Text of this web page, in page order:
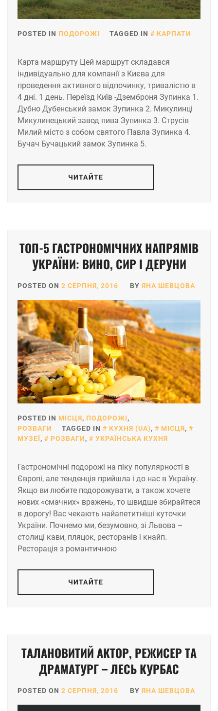
POSTED IN ПОДОРОЖІ TAGGED IN КАРПАТИ
Карта маршруту Цей маршрут складався
індивідуально для компанії з Києва для
проведення активного відпочинку, тривалістю в
4 дні. 1 день. Переїзд Київ -Дземброня Зупинка 1.
Дубно Дубенський замок Зупинка 2. Микулинці
Микулинецький завод пива Зупинка 3. Струсів
Милий місто з собом святого Павла Зупинка 4.
Бучач Бучацький замок Зупинка 5.
ЧИТАЙТЕ
ТОП-5 ГАСТРОНОМІЧНИХ НАПРЯМІВ
УКРАЇНИ: ВИНО, СИР І ДЕРУНИ
POSTED ON 2 СЕРПНЯ, 2016 BY ЯНА ШЕВЦОВА
POSTED IN МІСЦЯ, ПОДОРОЖІ,
РОЗВАГИ
TAGGED IN КУХНЯ (UA), МІСЦЯ,
МУЗЕЇ, РОЗВАГИ, УКРАЇНСЬКА КУХНЯ
Гастрономічні подорожі на піку популярності в
Європі, але тенденція прийшла і до нас в Україну.
Якщо ви любите подорожувати, а також хочете
нових «смачних» вражень, то швидше збирайтеся
в дорогу! Вас чекають найапетитніші куточки
України. Почнемо ми, безумовно, зі Львова –
столиці кави, пляцок, ресторанів і кнайп.
Ресторація з романтичною
ЧИТАЙТЕ
ТАЛАНОВИТИЙ АКТОР, РЕЖИСЕР ТА
ДРАМАТУРГ – ЛЕСЬ КУРБАС
POSTED ON 2 СЕРПНЯ, 2016 BY ЯНА ШЕВЦОВА